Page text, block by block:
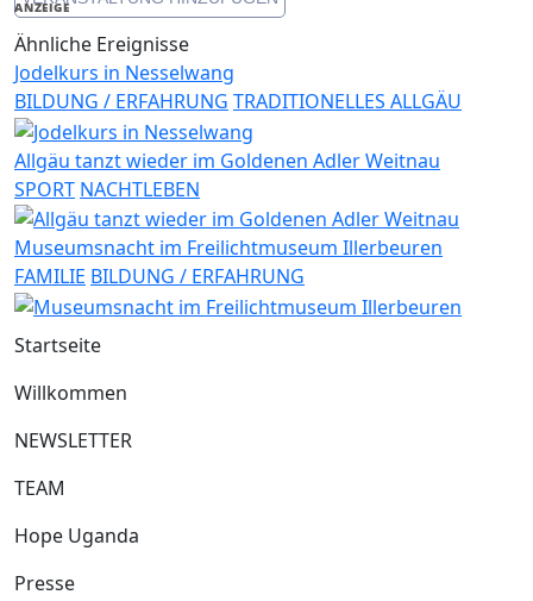
ANZEIGE
Ähnliche Ereignisse
Jodelkurs in Nesselwang
BILDUNG / ERFAHRUNG TRADITIONELLES ALLGÄU
Allgäu tanzt wieder im Goldenen Adler Weitnau
SPORT NACHTLEBEN
Museumsnacht im Freilichtmuseum Illerbeuren
FAMILIE BILDUNG / ERFAHRUNG
Startseite
Willkommen
NEWSLETTER
TEAM
Hope Uganda
Presse